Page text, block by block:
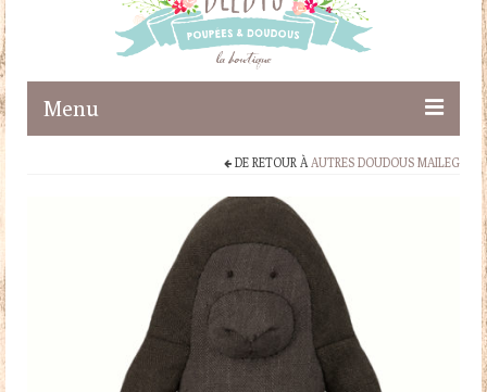
Menu
Mobilier & Accessoires
DE RETOUR À AUTRES DOUDOUS MAILEG